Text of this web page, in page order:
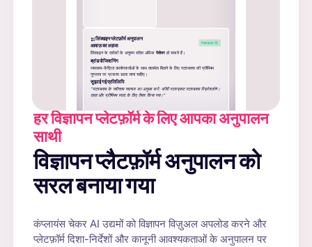
हर विज्ञापन प्लेटफ़ॉर्म के लिए आपका अनुपालन
साथी
विज्ञापन प्लैटफ़ॉर्म अनुपालन को
सरल बनाया गया
कंप्लायंस चेकर AI उद्यमों को विज्ञापन विज़ुअल अपलोड करने और
प्लेटफ़ॉर्म दिशा-निर्देशों और कानूनी आवश्यकताओं के अनुपालन पर
लिंक्डइन प्लेटफ़ॉर्म अनुपालन
आवाज़ का लहजा
लिंक्डइन के दर्शकों के अनुरूप संदेश अधिक पेशेवरहो सकते हैं।
ब्रांड पोजिशनिंग
व्यवसाय-केंद्रित उपयोगकर्ताओं के साथ तालमेल बिठाने के लिए स्टारबक्स की प्रीमियम
गुणवत्ता पर प्रकाश डाला जाना चाहिए।
सुझाई गई प्रतिलिपि
"स्टारबक्स के नवीनतम नवाचार का अनुभव करें: कीवी स्टारफ्रूट स्टारबक्स रिफ्रेशर्स®।
ताज़ा और प्रीमियम स्वाद के लिए तैयार किया गया।"